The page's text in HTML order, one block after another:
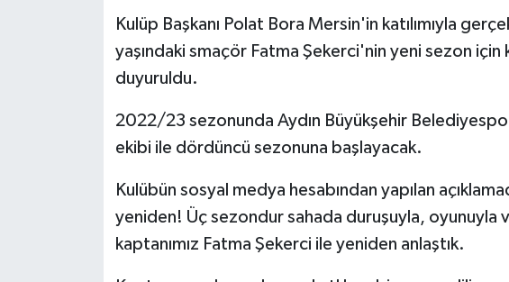
Kulüp Başkanı Polat Bora Mersin'in katılımıyla
yaşındaki smaçör Fatma Şekerci'nin yeni sezon için
duyuruldu.
2022/23 sezonunda Aydın Büyükşehir
ekibi ile dördüncü sezonuna başlayacak.
Kulübün sosyal medya hesabından yapılan
yeniden! Üç sezondur sahada duruşuyla, oyunuyla
kaptanımız Fatma Şekerci ile yeniden anlaştık.